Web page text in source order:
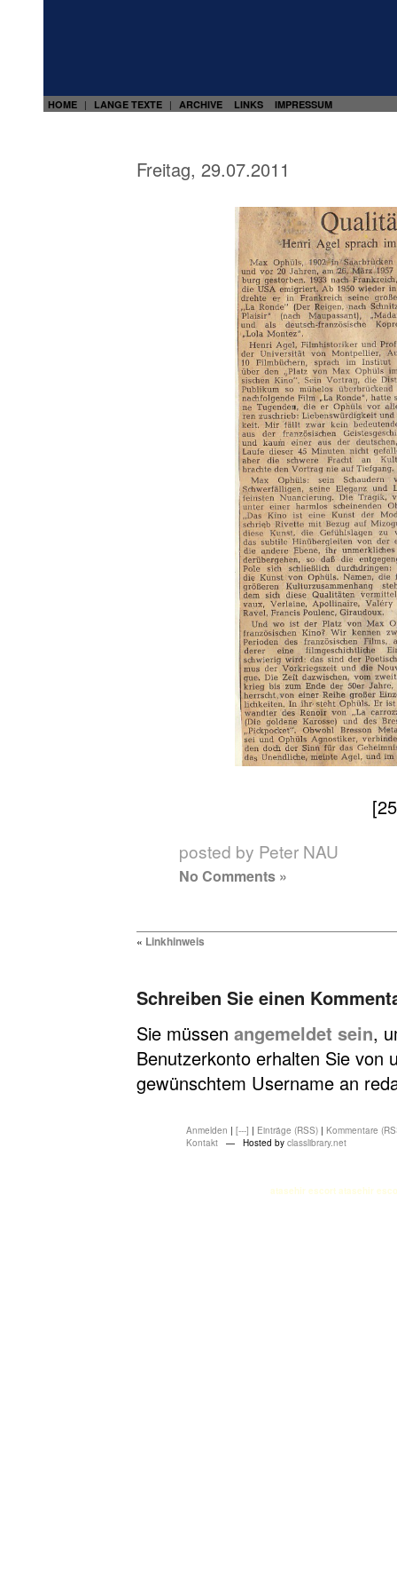
HOME | LANGE TEXTE | ARCHIVE LINKS IMPRESSUM
Freitag, 29.07.2011
posted by Peter NAU
No Comments »
« Linkhinweis
Schreiben Sie einen
Sie müssen angemeldet sein,
Benutzerkonto erhalten Sie von
gewünschtem Username an
Anmelden | [---] | Einträge (RSS) | Kommentare
Kontakt — Hosted by classlibrary.net
atasehir escort atasehir